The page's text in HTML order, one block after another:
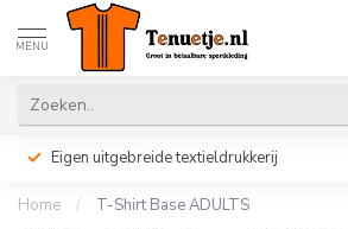
MENU
Eigen uitgebreide textieldrukkerij
Home / T-Shirt Base ADULTS